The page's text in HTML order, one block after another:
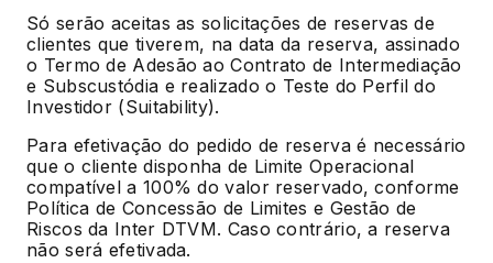
Só serão aceitas as solicitações de reservas de
clientes que tiverem, na data da reserva, assinado
o Termo de Adesão ao Contrato de Intermediação
e Subscustódia e realizado o Teste do Perfil do
Investidor (Suitability).
Para efetivação do pedido de reserva é necessário
que o cliente disponha de Limite Operacional
compatível a 100% do valor reservado, conforme
Política de Concessão de Limites e Gestão de
Riscos da Inter DTVM. Caso contrário, a reserva
não será efetivada.